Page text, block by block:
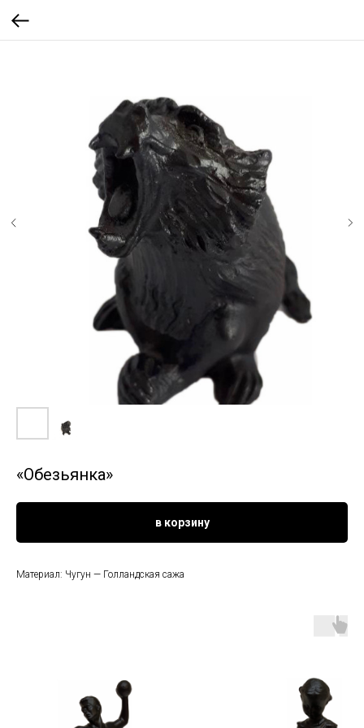
«Обезьянка»
в корзину
Материал: Чугун — Голландская сажа